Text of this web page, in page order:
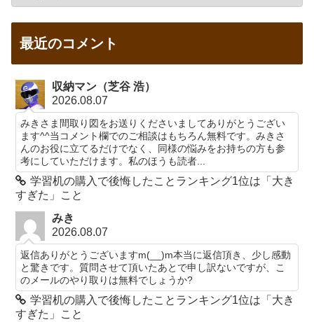
最近のコメント
収納マン（芝谷 浩）
2026.08.07
みきさま間取り図をお送りくださいましてありがとうござい
ます^^当コメント欄でのご相談はもちろん無料です。みきさ
んのお役に立てるだけでなく、同様の悩みをお持ちの方も参
考にしていただけます。私のほうも読者...
学習机の購入で後悔したことランキング1位は「大き
すぎた」こと
みき
2026.08.07
返信ありがとうございますm(__)m本当に返信頂き、少し感動
と驚きです。質問させて頂いたあとで申し訳ないですが、こ
のメールのやり取りは無料でしょうか?
学習机の購入で後悔したことランキング1位は「大き
すぎた」こと